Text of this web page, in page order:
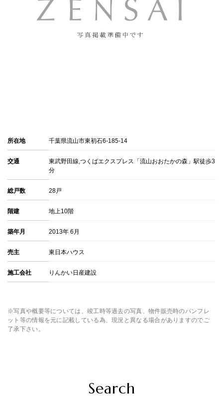
所在地 千葉県流山市東初石6-185-14
交通
東武野田線,つくばエクスプレス「流山おおたかの森」駅徒歩3
分
総戸数 28戸
階建 地上10階
築年月 2013年 6月
売主 東日本ハウス
施工会社 りんかい日産建設
※写真や概要等については、竣工時等過去の写真、物件販売時のパンフレ
ット等の情報を元に記載している為、現況と異なる場合がありますのでご
了承下さい。
Search